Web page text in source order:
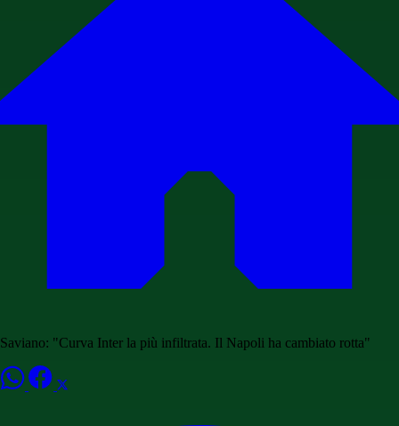
Saviano: "Curva Inter la più infiltrata. Il Napoli ha cambiato rotta"